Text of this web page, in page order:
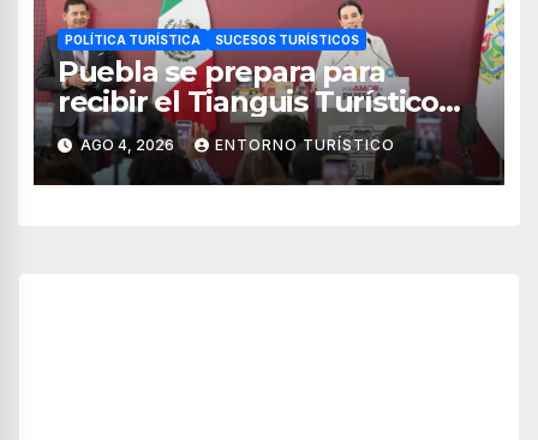
POLÍTICA TURÍSTICA SUCESOS TURÍSTICOS
Puebla se prepara para
recibir el Tianguis Turístico
México 2027
AGO 4, 2026 ENTORNO TURÍSTICO